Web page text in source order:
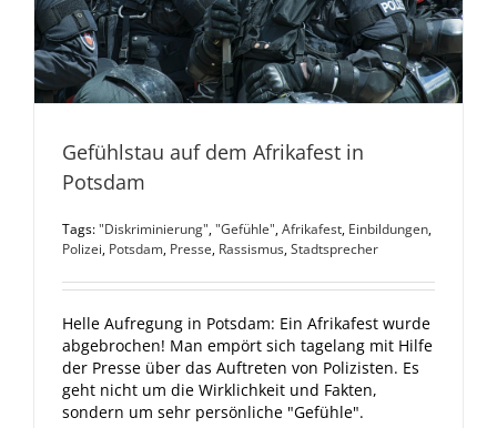
Gefühlstau auf dem Afrikafest in
Potsdam
Tags:"Diskriminierung","Gefühle",Afrikafest, Einbildungen,
Polizei, Potsdam, Presse, Rassismus,Stadtsprecher
Helle Aufregung in Potsdam: Ein Afrikafest wurde
abgebrochen! Man empört sich tagelang mit Hilfe
der Presse über das Auftreten von Polizisten. Es
geht nicht um die Wirklichkeit und Fakten,
sondern um sehr persönliche "Gefühle".